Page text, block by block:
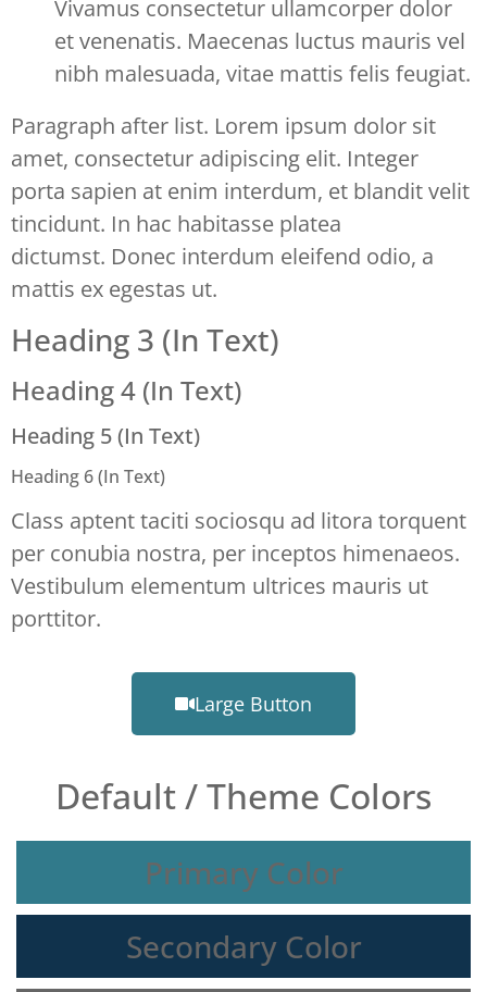
Vivamus consectetur ullamcorper dolor
et venenatis. Maecenas luctus mauris vel
nibh malesuada, vitae mattis felis feugiat.
Paragraph after list. Lorem ipsum dolor sit
amet, consectetur adipiscing elit. Integer
porta sapien at enim interdum, et blandit velit
tincidunt. In hac habitasse platea
dictumst. Donec interdum eleifend odio, a
mattis ex egestas ut.
Heading 3 (In Text)
Heading 4 (In Text)
Heading 5 (In Text)
Heading 6 (In Text)
Class aptent taciti sociosqu ad litora torquent
per conubia nostra, per inceptos himenaeos.
Vestibulum elementum ultrices mauris ut
porttitor.
Large Button
Default / Theme Colors
Primary Color
Secondary Color